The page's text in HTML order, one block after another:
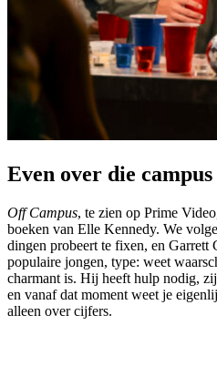
Even over die campus
Off Campus, te zien op Prime
boeken van Elle Kennedy. We
dingen probeert te fixen, en Garrett
populaire jongen, type: weet
charmant is. Hij heeft hulp nodig,
en vanaf dat moment weet je
alleen over cijfers.